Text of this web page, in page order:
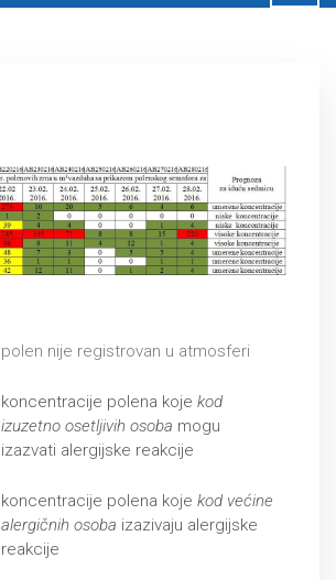
polen nije registrovan u atmosferi
koncentracije polena koje kod
izuzetno osetljivih osoba mogu
izazvati alergijske reakcije
koncentracije polena koje kod većine
alergičnih osoba izazivaju alergijske
reakcije